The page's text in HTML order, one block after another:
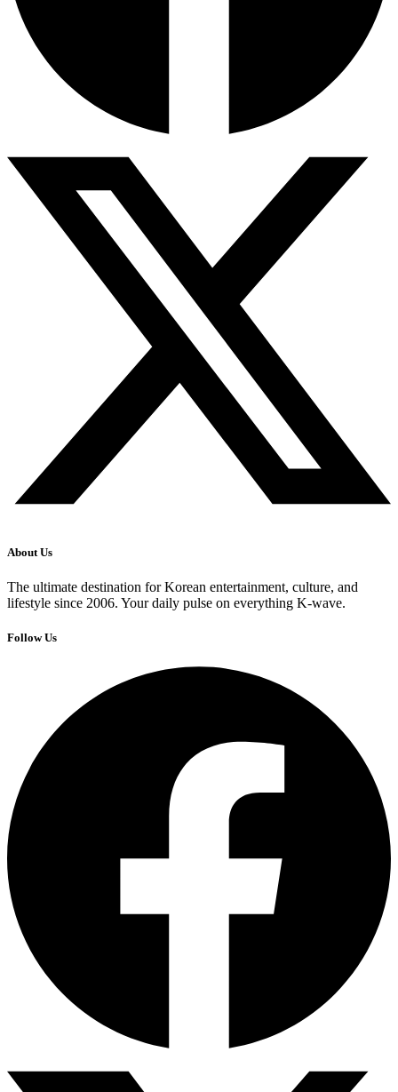
About Us
The ultimate destination for Korean entertainment, culture, and
lifestyle since 2006. Your daily pulse on everything K-wave.
Follow Us